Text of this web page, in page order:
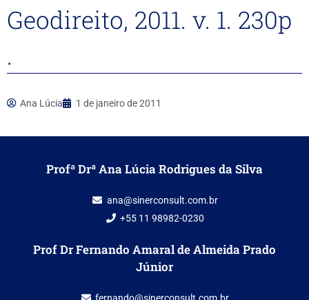
Geodireito, 2011. v. 1. 230p
.
Ana Lúcia 1 de janeiro de 2011
Profª Drª Ana Lúcia Rodrigues da Silva
ana@sinerconsult.com.br
+55 11 98982-0230
Prof Dr Fernando Amaral de Almeida Prado
Júnior
fernando@sinerconsult.com.br